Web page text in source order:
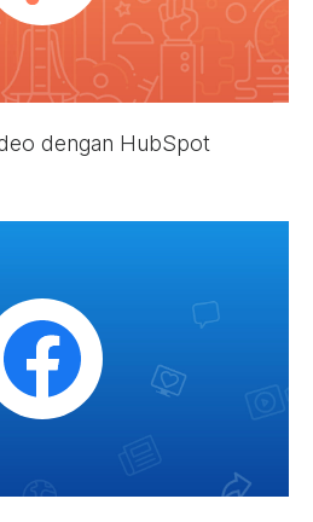
dengan HubSpot